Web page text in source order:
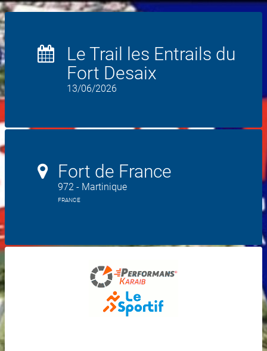
Le Trail les Entrails du
Fort Desaix
13/06/2026
Fort de France
972 - Martinique
FRANCE